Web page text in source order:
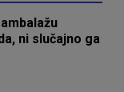
ni slučajno ga